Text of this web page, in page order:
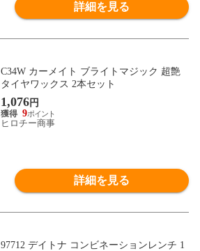
詳細を見る
C34W カーメイト ブライトマジック 超艶
タイヤワックス 2本セット
1,076円
9
ヒロチー商事
詳細を見る
97712 デイトナ コンビネーションレンチ 1